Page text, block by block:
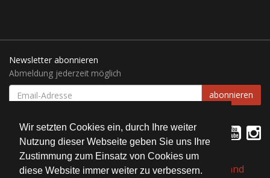
Wir setzten Cookies ein, durch Ihre weiter
Nutzung dieser Webseite geben Sie uns Ihre
Zustimmung zum Einsatz von Cookies um
diese Website immer weiter zu verbessern.
Newsletter abonnieren
Abmeldung jederzeit möglich
EMAIL-
ADRESSE
abonnieren
*Alle Preise inkl. gesetzlicher USt., zzgl. Versand